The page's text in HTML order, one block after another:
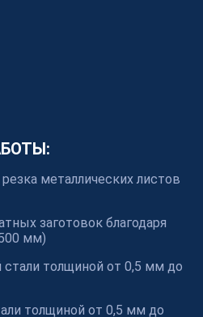
сможете выбрать любые
металлических листов
заготовок благодаря
мм)
стали толщиной от 0,5 мм до
толщиной от 0,5 мм до